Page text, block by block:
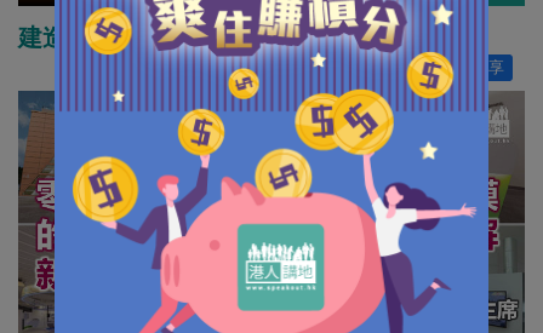
建造業展覽中心
分享
30